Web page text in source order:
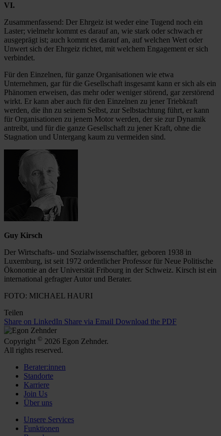
VI.
Zusammenfassend: Der Ehrgeiz ist weder eine Tugend noch ein
Laster; vielmehr kommt es darauf an, wie stark oder schwach er
ausgeprägt ist; auch kommt es darauf an, auf welchen Wert oder
Unwert sich der Ehrgeiz richtet, mit welchem Engagement er sich
verbindet.
Für den Einzelnen, für ganze Organisationen wie etwa
Unternehmen, gar für die Gesellschaft insgesamt kann er sich als ein
Phänomen erweisen, das mehr oder weniger störend, gar zerstörend
wirkt. Er kann aber auch für den Einzelnen zu jener Triebkraft
werden, die ihn zu seinem Selbst, zur Selbstachtung führt, er kann
für Organisationen zu jenem Motor werden, der sie zur Dynamik
antreibt, und für die ganze Gesellschaft zu jener Kraft, ohne die
Stagnation und Untergang kaum zu vermeiden sind.
Guy Kirsch
Der Wirtschafts- und Sozialwissenschaftler, geboren 1938 in
Luxemburg, ist seit 1972 ordentlicher Professor für Neue Politische
Ökonomie an der Universität Fribourg in der Schweiz. Kirsch ist ein
international gefragter Autor und Berater.
FOTO: MICHAEL HAURI
Teilen
Share on LinkedIn Share via Email Download the PDF
Copyright © 2026 Egon Zehnder.
All rights reserved.
Berater:innen
Standorte
Karriere
Join Us
Über uns
Unsere Services
Funktionen